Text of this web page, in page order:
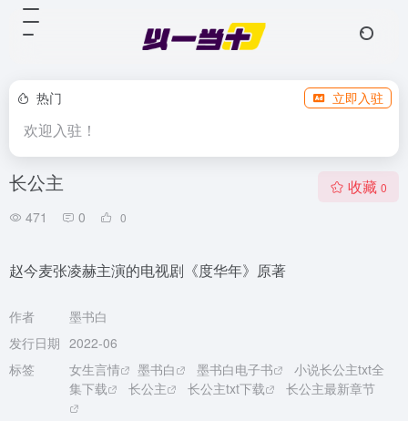
热门 立即入驻
欢迎入驻！
长公主
471 0 0
收藏 0
赵今麦张凌赫主演的电视剧《度华年》原著
作者
墨书白
发行日期 2022-06
标签
女生言情 墨书白 墨书白电子书
小说长公主txt全
集下载
长公主 长公主txt下载 长公主最新章节